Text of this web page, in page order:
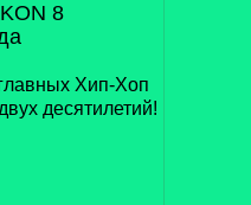
8
Хип-Хоп
десятилетий!